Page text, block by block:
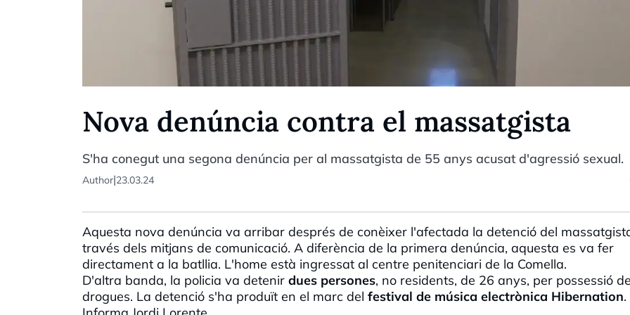
Nova denúncia contra el massatgista
S'ha conegut una segona denúncia per al massatgista de 55 anys acusat d'agressió sexual.
Author|23.03.24
Aquesta nova denúncia va arribar després de conèixer l'afectada la detenció del
través dels mitjans de comunicació. A diferència de la primera denúncia, aquesta es va fer
directament a la batllia. L'home està ingressat al centre penitenciari de la Comella.
D'altra banda, la policia va detenir dues persones, no residents, de 26 anys, per possessió de
drogues. La detenció s'ha produït en el marc del festival de música electrònica Hibernation.